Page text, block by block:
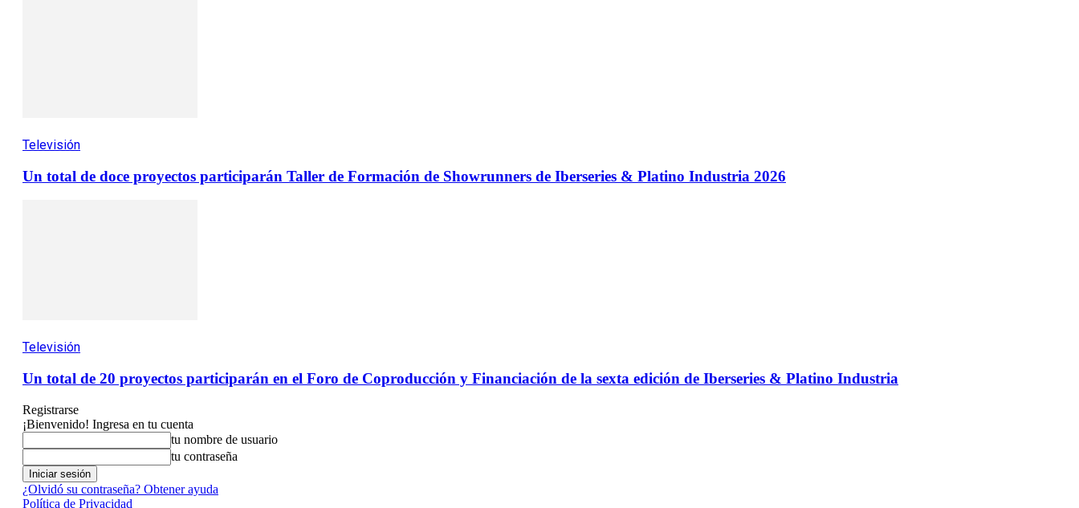
Televisión
Un total de doce proyectos participarán Taller de Formación de Showrunners de Iberseries & Platino Industria 2026
Televisión
Un total de 20 proyectos participarán en el Foro de Coproducción y Financiación de la sexta edición de Iberseries & Platino Industria
Registrarse
¡Bienvenido! Ingresa en tu cuenta
tu nombre de usuario
tu contraseña
¿Olvidó su contraseña? Obtener ayuda
Política de Privacidad